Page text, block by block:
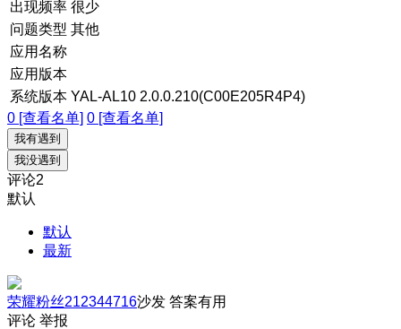
出现频率 很少
问题类型 其他
应用名称
应用版本
系统版本 YAL-AL10 2.0.0.210(C00E205R4P4)
0 [查看名单] 0 [查看名单]
我有遇到
我没遇到
评论2
默认
默认
最新
荣耀粉丝212344716沙发 答案有用
评论 举报